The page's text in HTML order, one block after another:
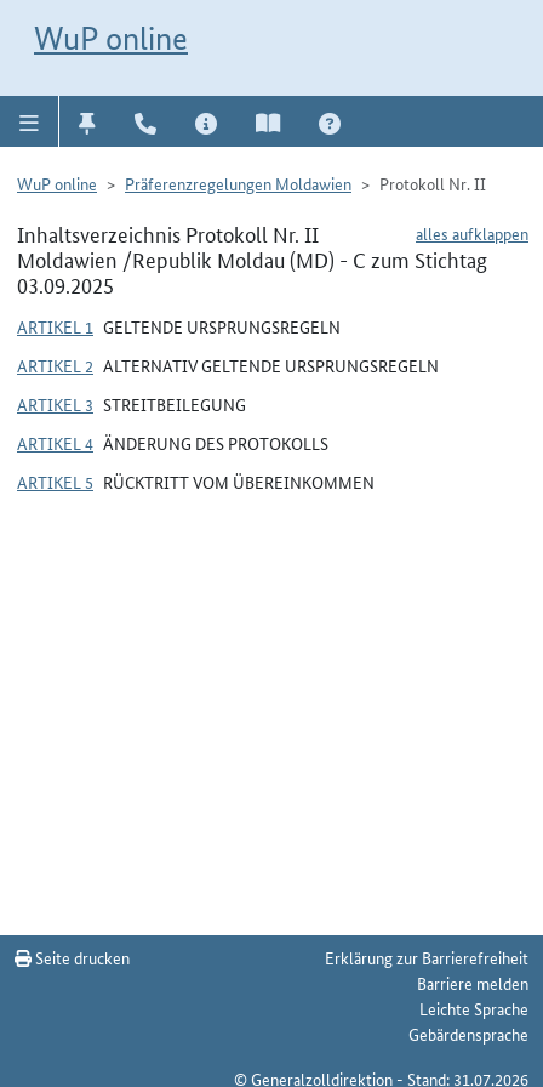
WuP online
WuP online Präferenzregelungen Moldawien Protokoll Nr. II
alles aufklappen
Inhaltsverzeichnis Protokoll Nr. II
Moldawien /Republik Moldau (MD) - C zum Stichtag
03.09.2025
ARTIKEL 1 GELTENDE URSPRUNGSREGELN
ARTIKEL 2 ALTERNATIV GELTENDE URSPRUNGSREGELN
ARTIKEL 3 STREITBEILEGUNG
ARTIKEL 4 ÄNDERUNG DES PROTOKOLLS
ARTIKEL 5 RÜCKTRITT VOM ÜBEREINKOMMEN
Seite drucken
Erklärung zur Barrierefreiheit
Barriere melden
Leichte Sprache
Gebärdensprache
© Generalzolldirektion - Stand: 31.07.2026